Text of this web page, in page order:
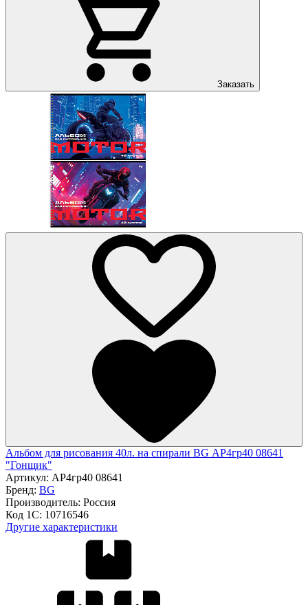
Заказать
Альбом для рисования 40л. на спирали BG АР4гр40 08641
"Гонщик"
Артикул: АР4гр40 08641
Бренд: BG
Производитель: Россия
Код 1С: 10716546
Другие характеристики